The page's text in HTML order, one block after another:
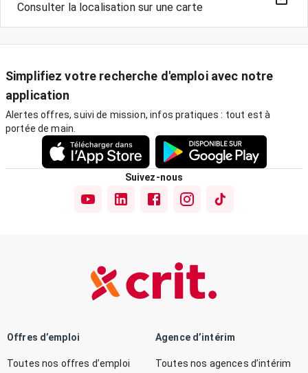
Consulter la localisation sur une carte
Simplifiez votre recherche d'emploi avec notre
application
Alertes offres, suivi de mission, infos pratiques : tout est à
portée de main.
Suivez-nous
Offres d’emploi
Toutes nos offres d’emploi
Agence d’intérim
Toutes nos agences d’intérim